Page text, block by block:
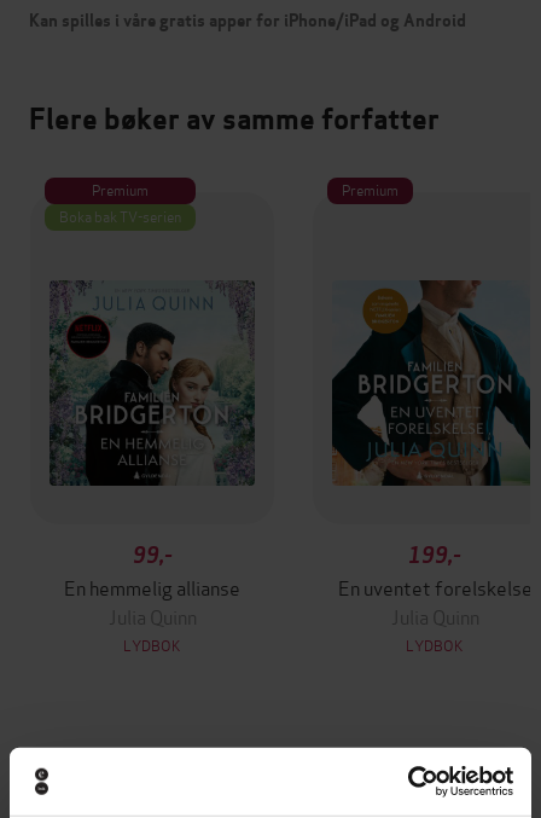
Kan spilles i våre gratis apper for iPhone/iPad og Android
Flere bøker av samme forfatter
Premium
Boka bak TV-serien
99,-
En hemmelig allianse
Julia Quinn
LYDBOK
Premium
199,-
En uventet forelskelse
Julia Quinn
LYDBOK
Andre har også kjøpt